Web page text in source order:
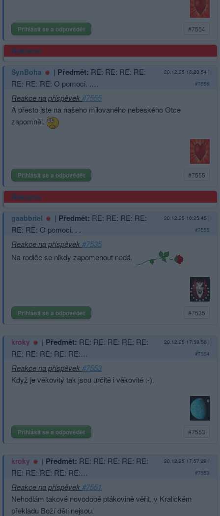
Přihlásit se a odpovědět #7554
Reklama
SynBoha | Předmět: RE: RE: RE: RE:
RE: RE: RE: O pomoci. .…
20.12.25 18:28:54 |
#7556
Reakce na příspěvek#7555
A přesto jste na našeho milovaného nebeského Otce
zapomněl.
Přihlásit se a odpovědět #7555
Reklama
gaabbriel | Předmět: RE: RE: RE: RE:
RE: RE: O pomoci. . .
20.12.25 18:25:45 |
#7555
Reakce na příspěvek#7535
Na rodiče se nikdy zapomenout nedá.
Přihlásit se a odpovědět #7535
kroky | Předmět: RE: RE: RE: RE: RE:
RE: RE: RE: RE: RE:…
20.12.25 17:59:56 |
#7554
Reakce na příspěvek#7553
Když je věkovitý tak jsou určitě i věkovité :-).
Přihlásit se a odpovědět #7553
kroky | Předmět: RE: RE: RE: RE: RE:
RE: RE: RE: RE: RE:…
20.12.25 17:57:29 |
#7553
Reakce na příspěvek#7551
Nehodlám takové novodobé ptákovině věřit, v Kralickém
překladu Boží děti nejsou.